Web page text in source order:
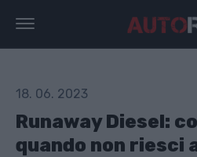
18. 06. 2023
Runaway Diesel:
quando non riesci